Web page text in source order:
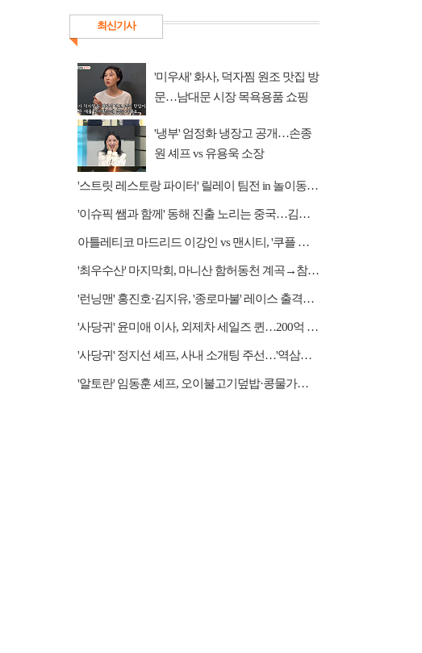
최신기사
'미우새' 화사, 덕자찜 원조 맛집 방
문…남대문 시장 목욕용품 쇼핑
'냉부' 엄정화 냉장고 공개…손종
원 셰프 vs 유용욱 소장
'스트릿 레스토랑 파이터' 릴레이 팀전 in 놀이동산 상권
'이슈픽 쌤과 함께' 동해 진출 노리는 중국…김흥규 교수 강연
아틀레티코 마드리드 이강인 vs 맨시티, '쿠플 시리즈' 중계 쿠팡플레이
'최우수산' 마지막회, 마니산 함허동천 계곡→참성단 등반
'런닝맨' 홍진호·김지유, '종로마불' 레이스 출격…레전드 예능감 자랑
'사당귀' 윤미애 이사, 외제차 세일즈 퀸…200억 자산가
'사당귀' 정지선 셰프, 사내 소개팅 주선…'역삼동 근육남' 등장에 후끈
'알토란' 임동훈 셰프, 오이불고기덮밥·콩물가지냉국 레시피 공개